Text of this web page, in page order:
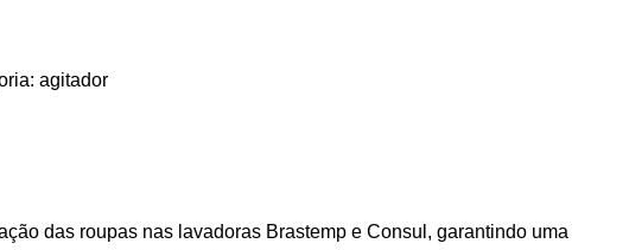
agitador
das roupas nas lavadoras Brastemp e Consul, garantindo uma